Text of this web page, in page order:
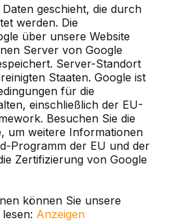
geschieht, die durch
werden. Die
über unsere Website
Server von Google
Server-Standort
Staaten. Google ist
für die
einschließlich der EU-
Besuchen Sie die
um weitere Informationen
Programm der EU und der
Zertifizierung von Google
können Sie unsere
Anzeigen
geliefert.
Video ansehen
PS.DLAB.GT.111
H) 210 x 193 x 75 cm